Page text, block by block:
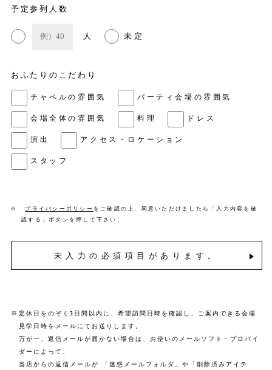
予定参列人数
人 未定
おふたりのこだわり
チャペルの雰囲気 パーティ会場の雰囲気
会場全体の雰囲気 料理 ドレス
演出 アクセス・ロケーション
スタッフ
※ プライバシーポリシー をご確認の上、同意いただけましたら「入力内容を確
認する」ボタンを押して下さい。
未入力の必須項目があります。
※ 定休日をのぞく3日間以内に、希望訪問日時を確認し、ご案内できる会場
見学日時をメールにてお送りします。
万が一、返信メールが届かない場合は、お使いのメールソフト・プロバイ
ダーによって、
当店からの返信メールが 「迷惑メールフォルダ」や「削除済みアイテ